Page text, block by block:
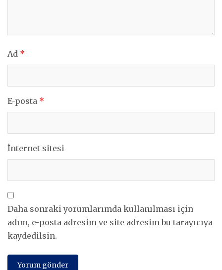
Ad *
E-posta *
İnternet sitesi
Daha sonraki yorumlarımda kullanılması için
adım, e-posta adresim ve site adresim bu tarayıcıya
kaydedilsin.